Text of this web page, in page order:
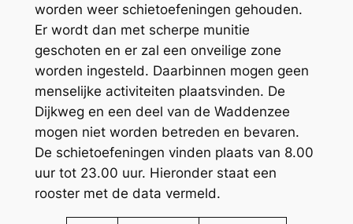
worden weer schietoefeningen gehouden.
Er wordt dan met scherpe munitie
geschoten en er zal een onveilige zone
worden ingesteld. Daarbinnen mogen geen
menselijke activiteiten plaatsvinden. De
Dijkweg en een deel van de Waddenzee
mogen niet worden betreden en bevaren.
De schietoefeningen vinden plaats van 8.00
uur tot 23.00 uur. Hieronder staat een
rooster met de data vermeld.